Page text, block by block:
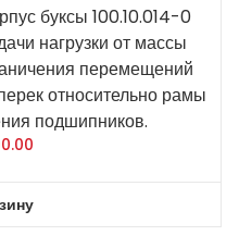
буксы 100.10.014-0
нагрузки от массы
перемещений
относительно рамы
подшипников.